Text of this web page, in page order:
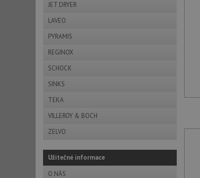
JET DRYER
LAVEO
PYRAMIS
REGINOX
SCHOCK
SINKS
TEKA
VILLEROY & BOCH
ZELVO
Užitečné informace
O NÁS